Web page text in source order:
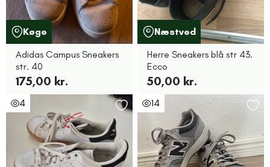
Køge
Adidas Campus Sneakers
str. 40
175,00 kr.
Næstved
Herre Sneakers blå str 43.
Ecco
50,00 kr.
4 14